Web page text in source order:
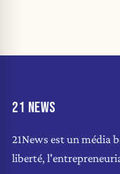
21 NEWS
21News est un média
liberté,